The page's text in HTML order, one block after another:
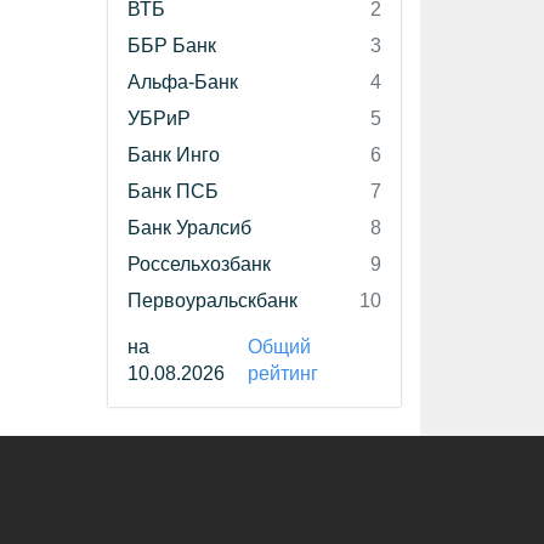
ВТБ
2
ББР Банк
3
Альфа-Банк
4
УБРиР
5
Банк Инго
6
Банк ПСБ
7
Банк Уралсиб
8
Россельхозбанк
9
Первоуральскбанк
10
на
10.08.2026
Общий
рейтинг